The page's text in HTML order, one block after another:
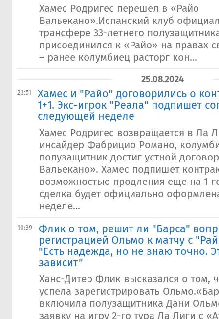
Хамес Родригес перешел в «Райо
Вальекано».Испанский клуб
трансфере 33-летнего
присоединился к «Райо» на правах
– ранее колумбиец расторг кон...
25.08.2024
23:51
​Хамес и "Райо" договорились о
1+1. Экс-игрок "Реала" подпишет
следующей неделе
Хамес Родригес возвращается в Ла
инсайдер Фабрицио Романо,
полузащитник достиг устной
Вальекано». Хамес подпишет
возможностью продления еще на 1
сделка будет официально
неделе...
10:39
Флик о том, решит ли "Барса"
регистрацией Ольмо к матчу с
"Есть надежда, но не знаю точно.
зависит"
Ханс-Дитер Флик высказался о том,
успела зарегистрировать
включила полузащитника Дани
заявку на игру 2-го тура Ла Лиги с